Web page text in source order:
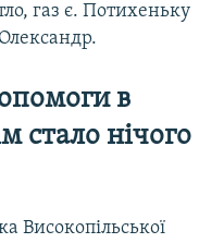
газ є. Потихеньку
в
стало нічого
Високопільської